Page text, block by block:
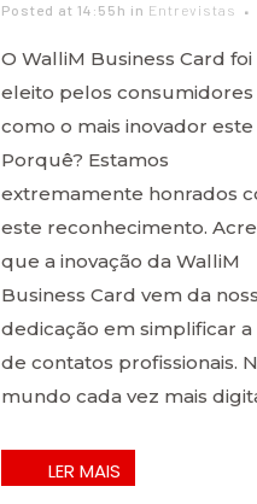
Posted at 14:55h in Entrevistas
O WalliM Business Card foi
eleito pelos consumidores
como o mais inovador este
Porquê? Estamos
extremamente honrados
este reconhecimento.
que a inovação da WalliM
Business Card vem da
dedicação em simplificar
de contatos profissionais.
mundo cada vez mais